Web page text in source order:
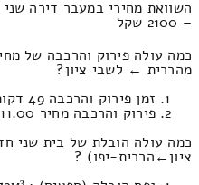
– 2100 שקל
כמה עולה פירוק והרכבה של
מהררית ← לשבי ציון?
זמן פירוק והרכבה 49 דקות 39 שניות
פירוק והרכבה מחיר 411.00
כמה עולה הובלת של בית שני
ציון‎←‏הררית-יפו) ?